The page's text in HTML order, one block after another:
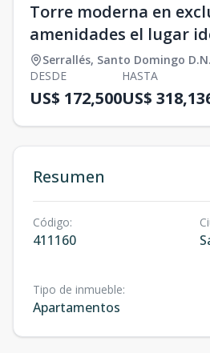
Torre moderna en
amenidades el lugar
Serrallés, Santo Domingo D.N.
DESDE
US$ 172,500
HASTA
US$
Resumen
Código:
411160
Tipo de inmueble:
Apartamentos